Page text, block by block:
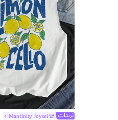
Manfinity Joysei